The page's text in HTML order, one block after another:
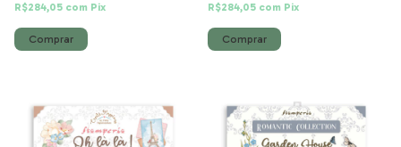
R$284,05 com Pix R$284,05 com Pix